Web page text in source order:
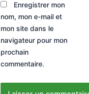
Enregistrer mon
nom, mon e-mail et
mon site dans le
navigateur pour mon
prochain
commentaire.